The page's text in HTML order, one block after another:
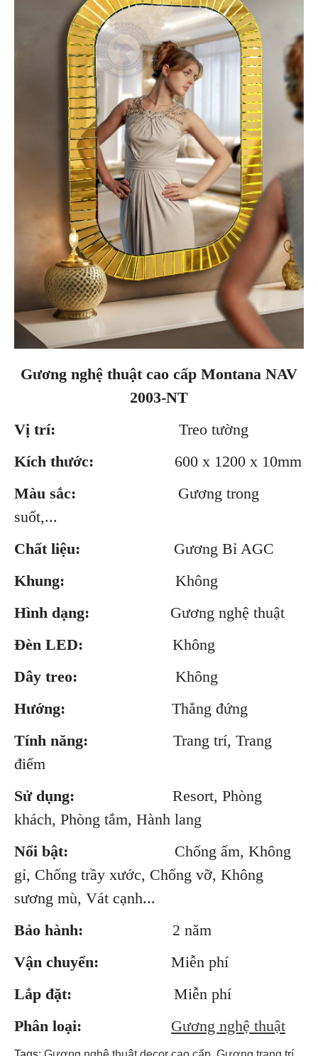
Gương nghệ thuật cao cấp Montana NAV
2003-NT
Vị trí:
Treo tường
Kích thước:
600 x 1200 x 10mm
Màu sắc:
Gương trong
suốt,...
Chất liệu:
Gương Bỉ AGC
Khung:
Không
Hình dạng: Gương nghệ thuật
Đèn LED:
Không
Dây treo: Không
Hướng: Thẳng đứng
Tính năng: Trang trí, Trang
điểm
Sử dụng:
Resort, Phòng
khách, Phòng tắm, Hành lang
Nổi bật: Chống ẩm, Không
gỉ, Chống trầy xước, Chống vỡ, Không
sương mù, Vát cạnh...
Bảo hành: 2 năm
Vận chuyển:
Miễn phí
Lắp đặt: Miễn phí
Phân loại:
Gương nghệ thuật